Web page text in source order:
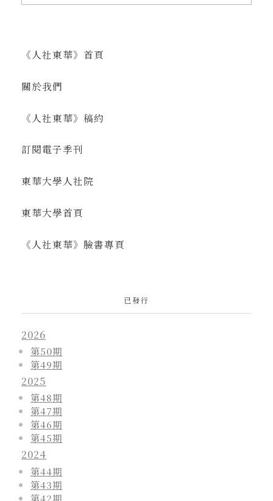
《人社東華》首頁
關於我們
《人社東華》稿約
訂閱電子季刊
東華大學人社院
東華大學首頁
《人社東華》臉書專頁
已發行
2026
第50期
第49期
2025
第48期
第47期
第46期
第45期
2024
第44期
第43期
第42期